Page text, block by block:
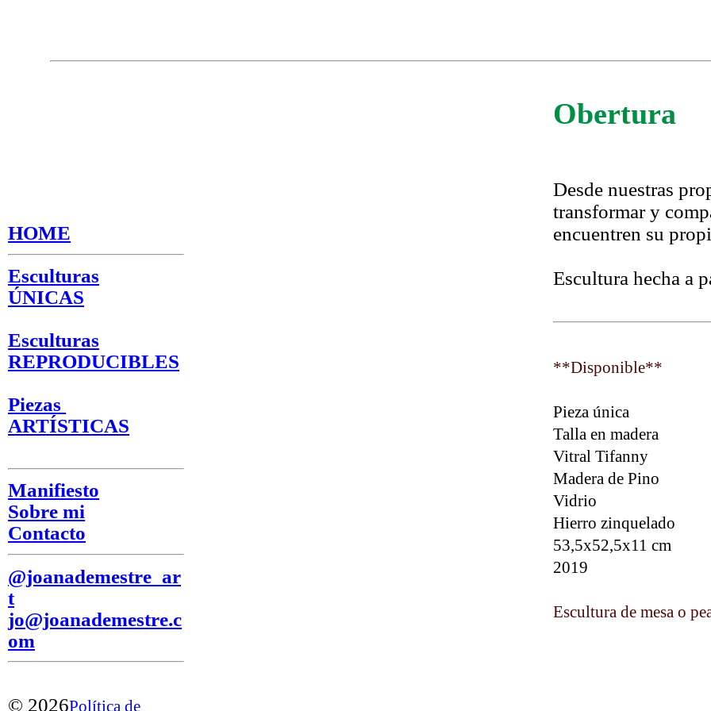
Obertura
Desde nuestras
transformar y
encuentren su
Escultura hecha a
**Disponible**
Pieza única
Talla en
Vitral Tifanny
Madera de
Vidrio⠀⠀⠀⠀⠀⠀⠀⠀⠀
Hierro
53,5x52,5x11 cm⠀⠀⠀
2019⠀
Escultura de mesa o
HOME
Esculturas
ÚNICAS
Esculturas
REPRODUCIBLES
Piezas
ARTÍSTICAS
Manifiesto
Sobre mi
Contacto
@joanademestre_ar
t
jo@joanademestre.c
om
© 2026Política de